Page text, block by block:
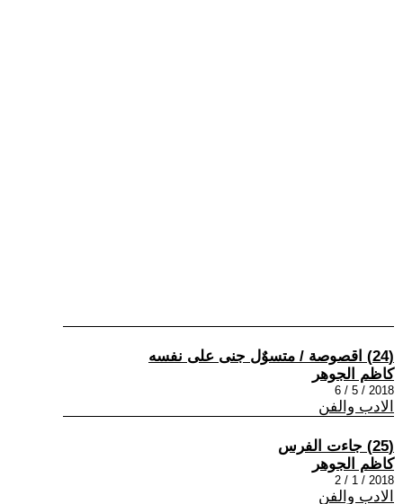
(24) اقصوصة / متسوٌل جنى على نفسه
كاظم الجوهر
2018 / 5 / 6
الادب والفن
(25) جاءت الفرس
كاظم الجوهر
2018 / 1 / 2
الادب والفن